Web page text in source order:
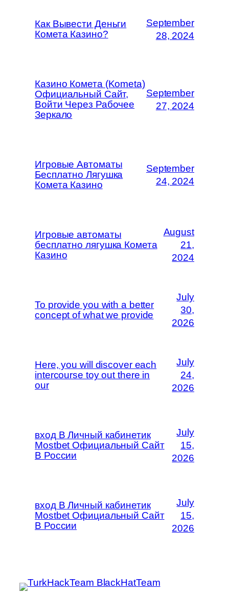
Как Вывести Деньги
Комета Казино?
September
28, 2024
Казино Комета (Kometa)
Официальный Сайт,
Войти Через Рабочее
Зеркало
September
27, 2024
Игровые Автоматы
Бесплатно Лягушка
Комета Казино
September
24, 2024
Игровые автоматы
бесплатно лягушка Комета
Казино
August
21,
2024
To provide you with a better
concept of what we provide
July
30,
2026
Here, you will discover each
intercourse toy out there in
our
July
24,
2026
вход В Личный кабинетик
Mostbet Официальный Сайт
В России
July
15,
2026
вход В Личный кабинетик
Mostbet Официальный Сайт
В России
July
15,
2026